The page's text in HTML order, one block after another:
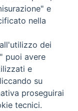
(NA)
di Stabia
COPYRIGHT ©2013-2019
e
nella
dei
puoi avere
e
su
proseguirai
tecnici.